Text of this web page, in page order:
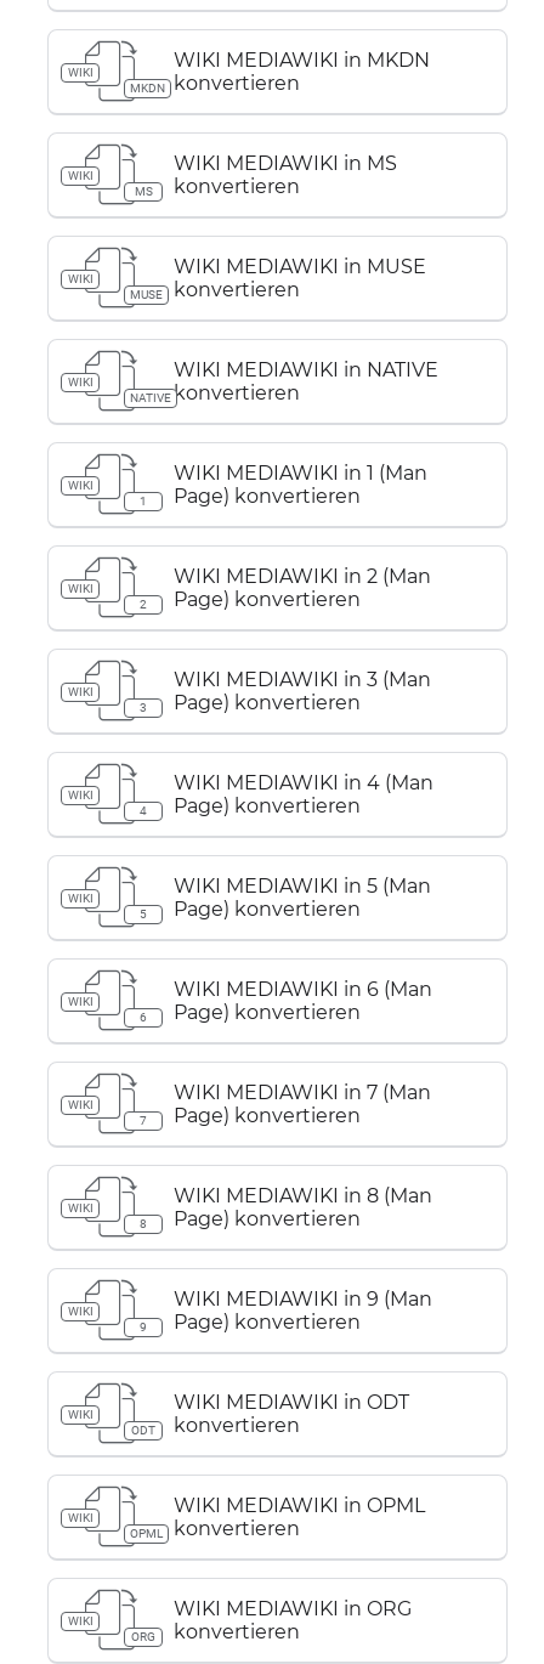
WIKI
MKDN
WIKI MEDIAWIKI in MKDN
konvertieren
WIKI
MS
WIKI MEDIAWIKI in MS
konvertieren
WIKI
MUSE
WIKI MEDIAWIKI in MUSE
konvertieren
WIKI
NATIVE
WIKI MEDIAWIKI in NATIVE
konvertieren
WIKI
1
WIKI MEDIAWIKI in 1 (Man
Page) konvertieren
WIKI
2
WIKI MEDIAWIKI in 2 (Man
Page) konvertieren
WIKI
3
WIKI MEDIAWIKI in 3 (Man
Page) konvertieren
WIKI
4
WIKI MEDIAWIKI in 4 (Man
Page) konvertieren
WIKI
5
WIKI MEDIAWIKI in 5 (Man
Page) konvertieren
WIKI
6
WIKI MEDIAWIKI in 6 (Man
Page) konvertieren
WIKI
7
WIKI MEDIAWIKI in 7 (Man
Page) konvertieren
WIKI
8
WIKI MEDIAWIKI in 8 (Man
Page) konvertieren
WIKI
9
WIKI MEDIAWIKI in 9 (Man
Page) konvertieren
WIKI
ODT
WIKI MEDIAWIKI in ODT
konvertieren
WIKI
OPML
WIKI MEDIAWIKI in OPML
konvertieren
WIKI
ORG
WIKI MEDIAWIKI in ORG
konvertieren